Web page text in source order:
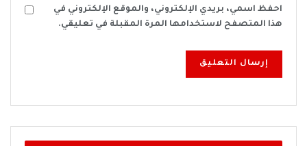
احفظ اسمي، بريدي الإلكتروني، والموقع الإلكتروني في
هذا المتصفح لاستخدامها المرة المقبلة في تعليقي.